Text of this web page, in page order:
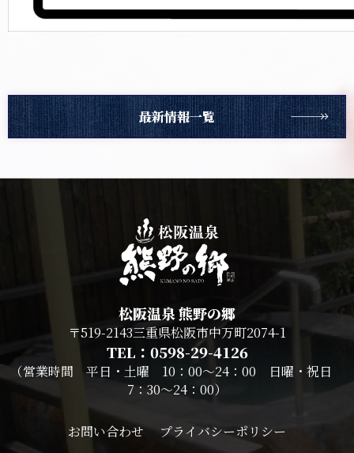
最新情報一覧
松阪温泉 熊野の郷
〒519-2143三重県松阪市中万町2074-1
TEL：0598-29-4126
（営業時間 平日・土曜 10：00～24：00 日曜・祝日
7：30～24：00）
お問い合わせ プライバシーポリシー